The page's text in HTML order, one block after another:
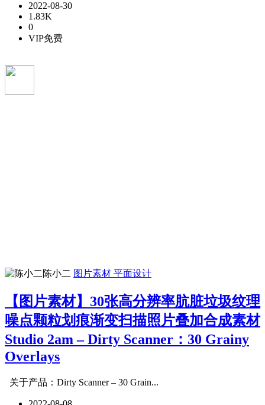
2022-08-30
1.83K
0
VIP免费
陈小二 图片素材 平面设计
【图片素材】30张高分辨率肮脏垃圾纹理
噪点颗粒划痕渐变扫描照片叠加合成素材
Studio 2am – Dirty Scanner：30 Grainy
Overlays
关于产品：Dirty Scanner – 30 Grain...